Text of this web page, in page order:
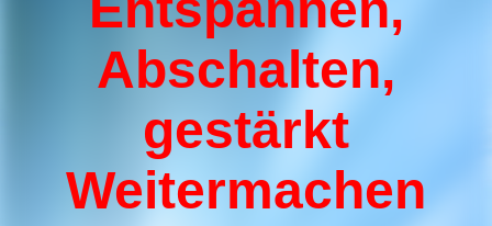
Abschalten,
gestärkt
Weitermachen